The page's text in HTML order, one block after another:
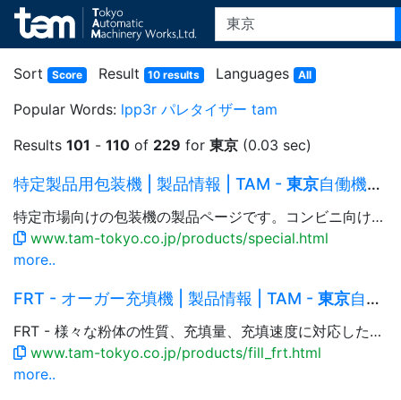
Sort Score Result 10 results Languages All
Popular Words: lpp3r パレタイザー tam
Results 101 - 110 of 229 for 東京 (0.03 sec)
特定製品用包装機 | 製品情報 | TAM - 東京自働機械：自動包装機械・生産機械
特定市場向けの包装機の製品ページです。コンビニ向けおにぎりの海苔1枚包装から、100枚結束／帯掛け包装まで一括に処理する全自動包装機や、プリペイドカードを所定の設定枚数自動で集積しフィルム包装をご紹介します。
www.tam-tokyo.co.jp/products/special.html
more..
FRT - オーガー充填機 | 製品情報 | TAM - 東京自働機械：自動包装機械・生産機械
FRT - 様々な粉体の性質、充填量、充填速度に対応した粉体充填機シリーズです。先端粉止め技術により充填停止後の粉の落下を削減する『脱気充填』も可能です。容器供給、キャッパー、チェッカー、ラベラーなど周辺機器を組合せたラインシステムにも対応します。
www.tam-tokyo.co.jp/products/fill_frt.html
more..